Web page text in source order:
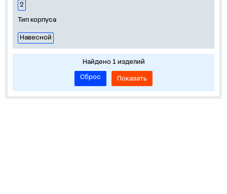
2
Тип корпуса
Навесной
Найдено 1 изделий
Сброс
Показать